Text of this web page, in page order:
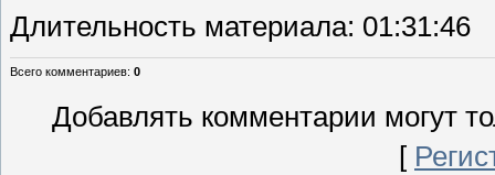
Длительность материала: 01:31:46
Всего комментариев: 0
Добавлять комментарии могут
[